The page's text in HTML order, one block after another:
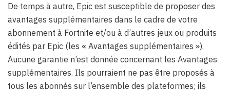
De temps à autre, Epic est susceptible de proposer des
avantages supplémentaires dans le cadre de votre
abonnement à Fortnite et/ou à d’autres jeux ou produits
édités par Epic (les « Avantages supplémentaires »).
Aucune garantie n’est donnée concernant les Avantages
supplémentaires. Ils pourraient ne pas être proposés à
tous les abonnés sur l’ensemble des plateformes; ils